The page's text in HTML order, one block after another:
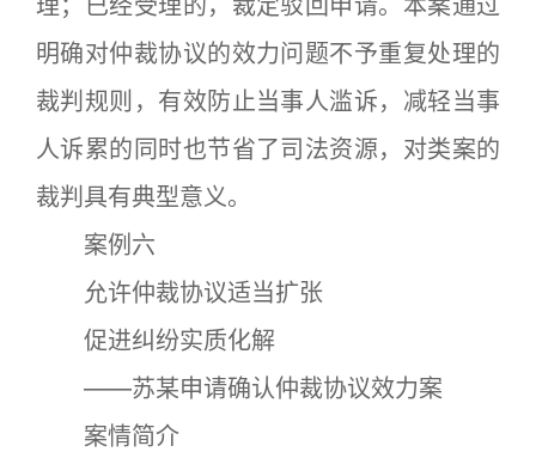
理；已经受理的，裁定驳回申请。本案通过
明确对仲裁协议的效力问题不予重复处理的
裁判规则，有效防止当事人滥诉，减轻当事
人诉累的同时也节省了司法资源，对类案的
裁判具有典型意义。
案例六
允许仲裁协议适当扩张
促进纠纷实质化解
——苏某申请确认仲裁协议效力案
案情简介